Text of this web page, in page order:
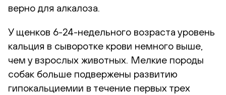
верно для алкалоза.
У щенков 6-24-недельного возраста уровень
кальция в сыворотке крови немного выше,
чем у взрослых животных. Мелкие породы
собак больше подвержены развитию
гипокальциемии в течение первых трех